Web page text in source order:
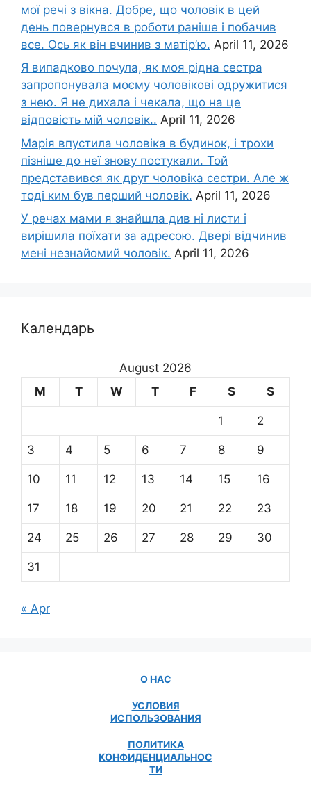
мої речі з вікна. Добре, що чоловік в цей
день повернувся в роботи раніше і побачив
все. Ось як він вчинив з матір’ю. April 11, 2026
Я випадково почула, як моя рідна сестра
запропонувала моєму чоловікові одружитися
з нею. Я не дихала і чекала, що на це
відповість мій чоловік.. April 11, 2026
Марія впустила чоловіка в будинок, і трохи
пізніше до неї знову постукали. Той
представився як друг чоловіка сестри. Але ж
тоді ким був перший чоловік. April 11, 2026
У речах мами я знайшла див ні листи і
вирішила поїхати за адресою. Двері відчинив
мені незнайомий чоловік. April 11, 2026
Календарь
August 2026
M
T W T F S S
1 2
3 4 5 6 7 8 9
10 11 12 13 14 15 16
17 18 19 20 21 22 23
24 25 26 27 28 29 30
31
« Apr
О НАС
УСЛОВИЯ
ИСПОЛЬЗОВАНИЯ
ПОЛИТИКА
КОНФИДЕНЦИАЛЬНОС
ТИ